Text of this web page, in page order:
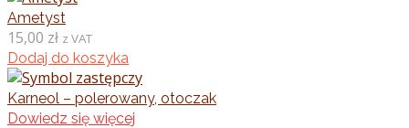
Ametyst
15,00 zł z VAT
Dodaj do koszyka
Karneol – polerowany, otoczak
Dowiedz się więcej